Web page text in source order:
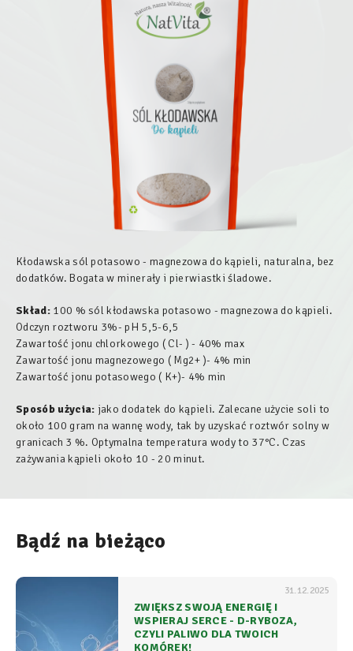
Kłodawska sól potasowo - magnezowa do kąpieli, naturalna, bez
dodatków. Bogata w minerały i pierwiastki śladowe.
Skład:100 % sól kłodawska potasowo - magnezowa do kąpieli.
Odczyn roztworu 3%- pH 5,5-6,5
Zawartość jonu chlorkowego ( Cl- ) - 40% max
Zawartość jonu magnezowego ( Mg2+ )- 4% min
Zawartość jonu potasowego ( K+)- 4% min
Sposób użycia: jako dodatek do kąpieli. Zalecane użycie soli to
około 100 gram na wannę wody, tak by uzyskać roztwór solny w
granicach 3 %. Optymalna temperatura wody to 37°C. Czas
zażywania kąpieli około 10 - 20 minut.
Bądź na bieżąco
31.12.2025
ZWIĘKSZ SWOJĄ ENERGIĘ I
WSPIERAJ SERCE - D-RYBOZA,
CZYLI PALIWO DLA TWOICH
KOMÓREK!